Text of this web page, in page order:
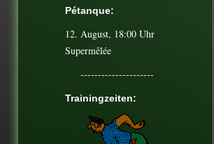
Pétanque:
12. August, 18:00 Uhr
Supermêlée
---------------------
Trainingzeiten: